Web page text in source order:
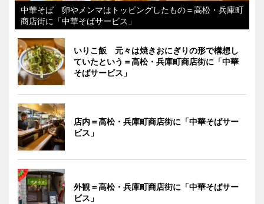
中華そば 卵やメンマはトッピングしたもの＝高松・兵庫町
商店街に「中華そばサービス」
いりこ飯 元々は焼きおにぎりの形で構想し
ていたという＝高松・兵庫町商店街に「中華
そばサービス」
店内＝高松・兵庫町商店街に「中華そばサー
ビス」
外観＝高松・兵庫町商店街に「中華そばサー
ビス」